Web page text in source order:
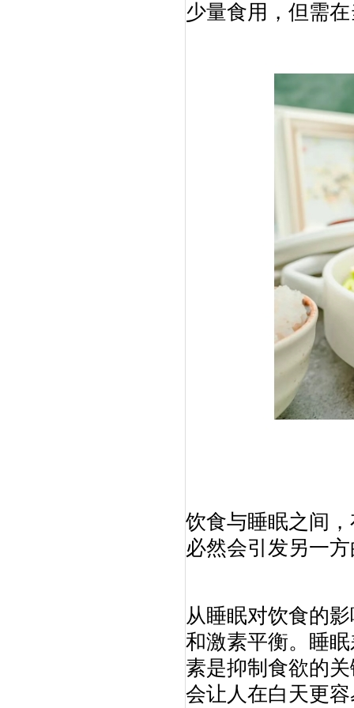
少量食用，但需
饮食与睡眠之间
必然会引发另一
从睡眠对饮食的
和激素平衡。睡
素是抑制食欲的
会让人在白天更